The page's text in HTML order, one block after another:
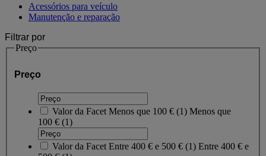
Acessórios para veículo
Manutenção e reparação
Filtrar por
Preço
Preço
Valor da Facet Menos que 100 € (1) Menos que
100 € (1)
Valor da Facet Entre 400 € e 500 € (1) Entre 400 € e